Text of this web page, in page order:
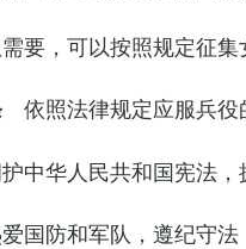
要，可以按照规定征集
依照法律规定应服兵役
护中华人民共和国宪法
爱国防和军队，遵纪守